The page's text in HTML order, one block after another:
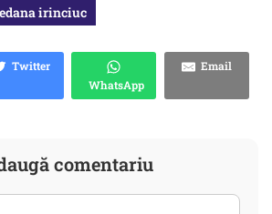
irinciuc
Twitter
WhatsApp
Email
comentariu